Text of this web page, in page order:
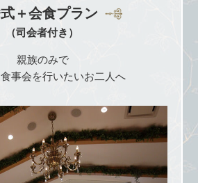
＋会食プラン
（司会者付き）
親族のみで
事会を行いたいお二人へ